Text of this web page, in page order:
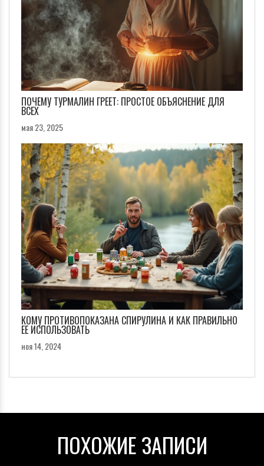
ПОЧЕМУ ТУРМАЛИН ГРЕЕТ: ПРОСТОЕ ОБЪЯСНЕНИЕ ДЛЯ
ВСЕХ
мая 23, 2025
КОМУ ПРОТИВОПОКАЗАНА СПИРУЛИНА И КАК ПРАВИЛЬНО
ЕЕ ИСПОЛЬЗОВАТЬ
ноя 14, 2024
ПОХОЖИЕ ЗАПИСИ